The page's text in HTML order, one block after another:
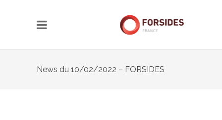
News du 10/02/2022 – FORSIDES